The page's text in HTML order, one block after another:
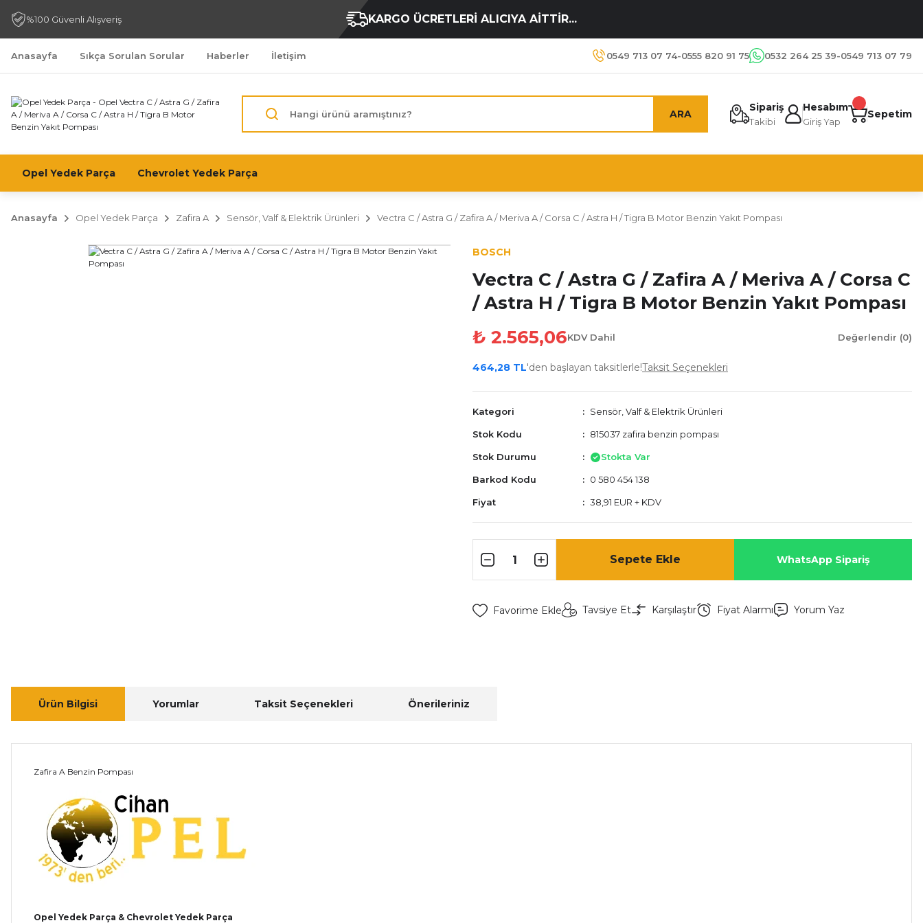
%100 Güvenli Alışveriş KARGO ÜCRETLERİ ALICIYA AİTTİR...
Anasayfa Sıkça Sorulan Sorular Haberler İletişim 0549 713 07 74-0555 820 91 75 0532 264 25 39-0549 713 07 79
ARA
Sipariş
Takibi
Hesabım
Giriş Yap
Sepetim
Opel Yedek Parça Chevrolet Yedek Parça
Anasayfa Opel Yedek Parça Zafira A Sensör, Valf & Elektrik Ürünleri Vectra C / Astra G / Zafira A / Meriva A / Corsa C / Astra H / Tigra B Motor Benzin Yakıt Pompası
BOSCH
Vectra C / Astra G / Zafira A / Meriva A / Corsa C
/ Astra H / Tigra B Motor Benzin Yakıt Pompası
₺ 2.565,06KDV Dahil Değerlendir (0)
464,28 TL'den başlayan taksitlerle!Taksit Seçenekleri
Kategori Sensör, Valf & Elektrik Ürünleri
Stok Kodu 815037 zafira benzin pompası
Stok Durumu Stokta Var
Barkod Kodu 0 580 454 138
Fiyat 38,91 EUR + KDV
Sepete Ekle WhatsApp Sipariş
Tavsiye Et Karşılaştır Fiyat Alarmı Yorum Yaz
Ürün Bilgisi Yorumlar Taksit Seçenekleri Önerileriniz
Zafira A Benzin Pompası
Opel Yedek Parça & Chevrolet Yedek Parça